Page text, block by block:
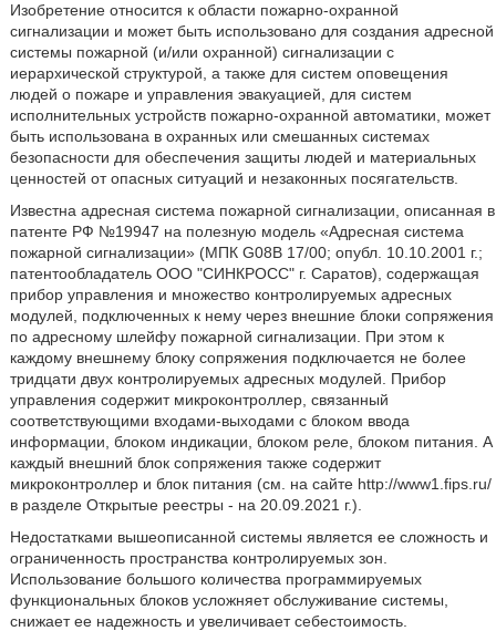
Изобретение относится к области пожарно-охранной
сигнализации и может быть использовано для создания адресной
системы пожарной (и/или охранной) сигнализации с
иерархической структурой, а также для систем оповещения
людей о пожаре и управления эвакуацией, для систем
исполнительных устройств пожарно-охранной автоматики, может
быть использована в охранных или смешанных системах
безопасности для обеспечения защиты людей и материальных
ценностей от опасных ситуаций и незаконных посягательств.
Известна адресная система пожарной сигнализации, описанная в
патенте РФ №19947 на полезную модель «Адресная система
пожарной сигнализации» (МПК G08B 17/00; опубл. 10.10.2001 г.;
патентообладатель ООО "СИНКРОСС" г. Саратов), содержащая
прибор управления и множество контролируемых адресных
модулей, подключенных к нему через внешние блоки сопряжения
по адресному шлейфу пожарной сигнализации. При этом к
каждому внешнему блоку сопряжения подключается не более
тридцати двух контролируемых адресных модулей. Прибор
управления содержит микроконтроллер, связанный
соответствующими входами-выходами с блоком ввода
информации, блоком индикации, блоком реле, блоком питания. А
каждый внешний блок сопряжения также содержит
микроконтроллер и блок питания (см. на сайте http://www1.fips.ru/
в разделе Открытые реестры - на 20.09.2021 г.).
Недостатками вышеописанной системы является ее сложность и
ограниченность пространства контролируемых зон.
Использование большого количества программируемых
функциональных блоков усложняет обслуживание системы,
снижает ее надежность и увеличивает себестоимость.